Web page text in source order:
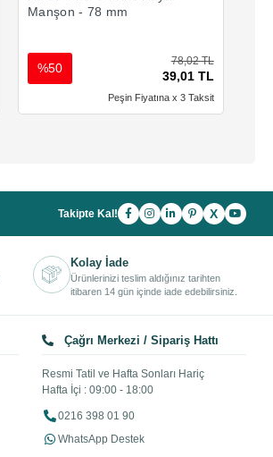
Manşon - 78 mm
78,02 TL
39,01 TL
%50
Peşin Fiyatına x 3 Taksit
Takipte Kal! X
Kolay İade
Ürünlerinizi teslim aldığınız tarihten
itibaren 14 gün içinde iade edebilirsiniz.
Çağrı Merkezi / Sipariş Hattı
Resmi Tatil ve Hafta Sonları Hariç
Hafta İçi : 09:00 - 18:00
0216 398 01 90
WhatsApp Destek